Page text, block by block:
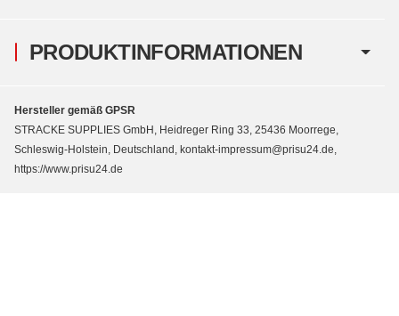
PRODUKTINFORMATIONEN
Hersteller gemäß GPSR
STRACKE SUPPLIES GmbH, Heidreger Ring 33, 25436 Moorrege,
Schleswig-Holstein, Deutschland, kontakt-impressum@prisu24.de,
https://www.prisu24.de